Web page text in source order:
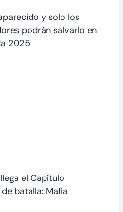
y solo los
podrán salvarlo en
2025
el Capítulo
batalla: Mafia